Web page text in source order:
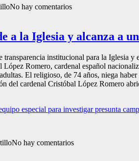
No hay comentarios
a la Iglesia y alcanza a
transparencia institucional para la Iglesia
López Romero, cardenal español
El religioso, de 74 años, niega
del cardenal Cristóbal López Romero
No hay comentarios